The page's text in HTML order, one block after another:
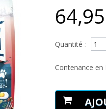
Quantité :
Contenance en